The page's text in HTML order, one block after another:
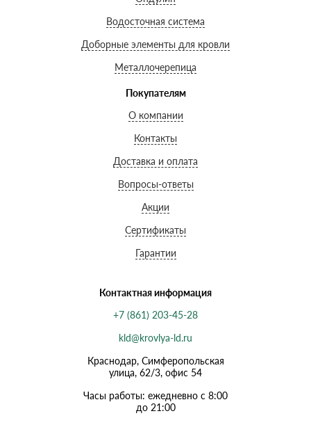
Водосточная система
Доборные элементы для кровли
Металлочерепица
Покупателям
О компании
Контакты
Доставка и оплата
Вопросы-ответы
Акции
Сертификаты
Гарантии
Контактная информация
+7 (861) 203-45-28
kld@krovlya-ld.ru
Краснодар, Симферопольская
улица, 62/3, офис 54
Часы работы: ежедневно с 8:00
до 21:00